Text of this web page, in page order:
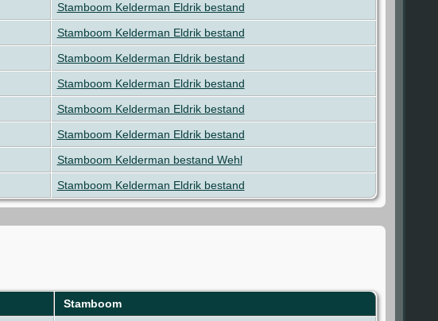
Stamboom Kelderman Eldrik bestand
Stamboom Kelderman Eldrik bestand
Stamboom Kelderman Eldrik bestand
Stamboom Kelderman Eldrik bestand
Stamboom Kelderman Eldrik bestand
Stamboom Kelderman Eldrik bestand
Stamboom Kelderman bestand Wehl
Stamboom Kelderman Eldrik bestand
Stamboom